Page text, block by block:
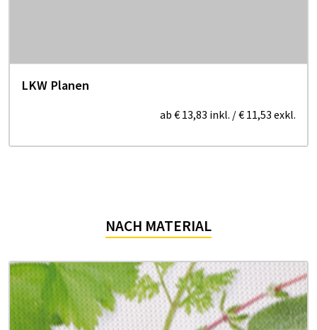
LKW Planen
ab € 13,83 inkl. /€ 11,53 exkl.
NACH MATERIAL